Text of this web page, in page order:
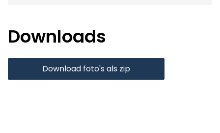
Downloads
Download foto's als zip